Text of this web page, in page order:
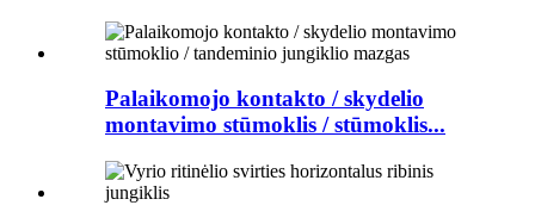
Palaikomojo kontakto / skydelio
montavimo stūmoklis / stūmoklis...